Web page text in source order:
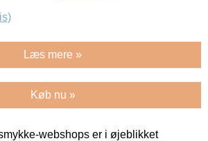
Læs mere »
Køb nu »
webshops er i øjeblikket